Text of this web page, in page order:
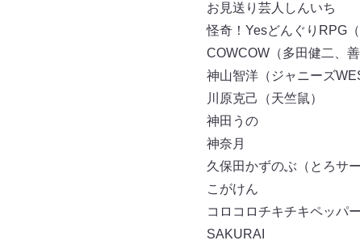
お見送り芸人しんいち
怪奇！YesどんぐりRPG
COWCOW（多田健二、善
神山智洋（ジャニーズ
川原克己（天竺鼠）
神田うの
神奈月
久保田かずのぶ（とろサー
こがけん
コロコロチキチキペッパ
SAKURAI